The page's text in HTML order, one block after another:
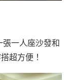
一人座沙發和
超方便！